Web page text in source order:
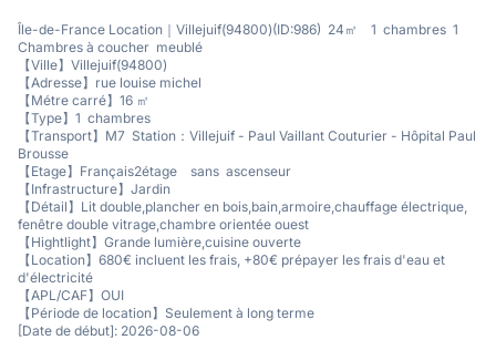
Île-de-France Location｜Villejuif(94800)(ID:986) 24㎡ 1 chambres 1
Chambres à coucher meublé
【Ville】Villejuif(94800)
【Adresse】rue louise michel
【Métre carré】16 ㎡
【Type】1 chambres
【Transport】M7 Station：Villejuif - Paul Vaillant Couturier - Hôpital Paul
Brousse
【Etage】Français2étage sans ascenseur
【Infrastructure】Jardin
【Détail】Lit double,plancher en bois,bain,armoire,chauffage électrique,
fenêtre double vitrage,chambre orientée ouest
【Hightlight】Grande lumière,cuisine ouverte
【Location】680€ incluent les frais, +80€ prépayer les frais d'eau et
d'électricité
【APL/CAF】OUI
【Période de location】Seulement à long terme
[Date de début]: 2026-08-06